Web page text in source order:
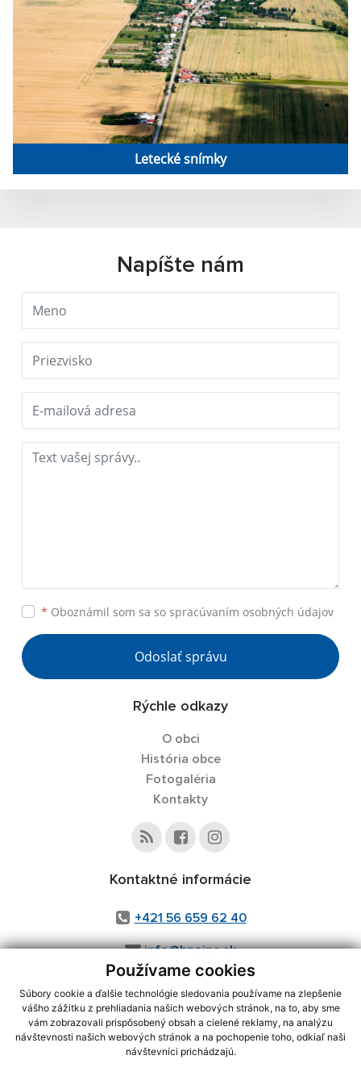
Používame cookies
Súbory cookie a ďalšie technológie sledovania používame na zlepšenie
vášho zážitku z prehliadania našich webových stránok, na to, aby sme
vám zobrazovali prispôsobený obsah a cielené reklamy, na analýzu
návštevnosti našich webových stránok a na pochopenie toho, odkiaľ naši
návštevníci prichádzajú.
Letecké snímky
Napíšte nám
* Oboznámil som sa so spracúvaním osobných údajov
Odoslať správu
Rýchle odkazy
O obci
História obce
Fotogaléria
Kontakty
Kontaktné informácie
+421 56 659 62 40
info@hnojne.sk
využite možnosť získavania aktuálnych informácií s využitím RSS
CMS systém (redakčný) systém ECHELON 2,Mapa stránok,web portál
webex.digital, s.r.o.,domény,registrácia domény